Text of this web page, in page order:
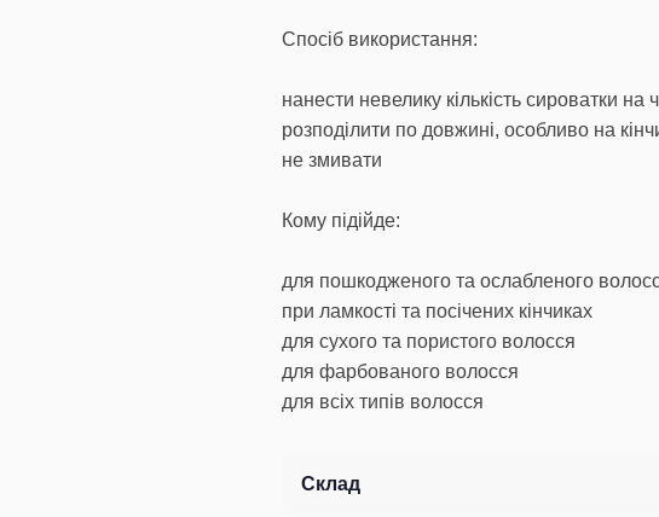
Спосіб використання:
нанести невелику кількість сироватки
розподілити по довжині, особливо на
не змивати
Кому підійде:
для пошкодженого та ослабленого
при ламкості та посічених кінчиках
для сухого та пористого волосся
для фарбованого волосся
для всіх типів волосся
Склад